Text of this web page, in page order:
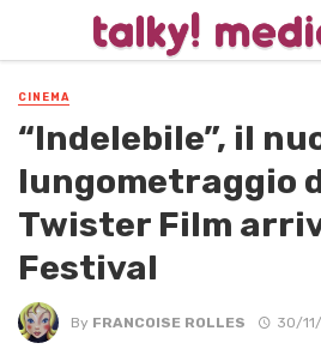
CINEMA
“Indelebile”, il
lungometraggio
Twister Film
Festival
By FRANCOISE ROLLES 30/